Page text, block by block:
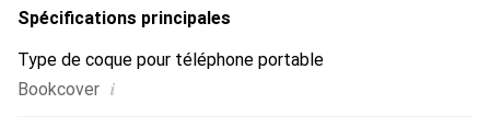
Spécifications principales
Type de coque pour téléphone portable
Bookcover i